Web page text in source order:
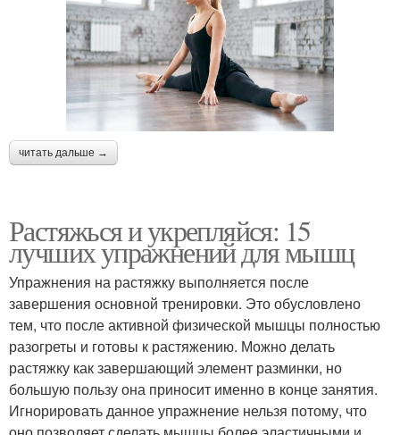
читать дальше →
Растяжься и укрепляйся: 15
лучших упражнений для мышц
Упражнения на растяжку выполняется после
завершения основной тренировки. Это обусловлено
тем, что после активной физической мышцы полностью
разогреты и готовы к растяжению. Можно делать
растяжку как завершающий элемент разминки, но
большую пользу она приносит именно в конце занятия.
Игнорировать данное упражнение нельзя потому, что